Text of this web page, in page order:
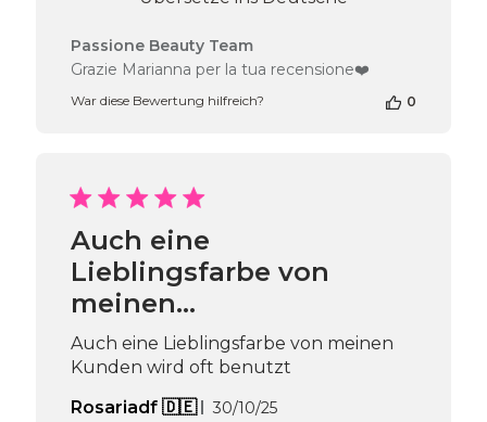
Kommentare
des
Inhabers
Thu
2026
Passione Beauty Team
Grazie Marianna per la tua recensione❤️
War diese Bewertung hilfreich? 0
Auch eine
Lieblingsfarbe von
meinen…
Auch eine Lieblingsfarbe von meinen
Kunden wird oft benutzt
Rosariadf 🇩🇪
Veröffentlichungsdatum
30/10/25